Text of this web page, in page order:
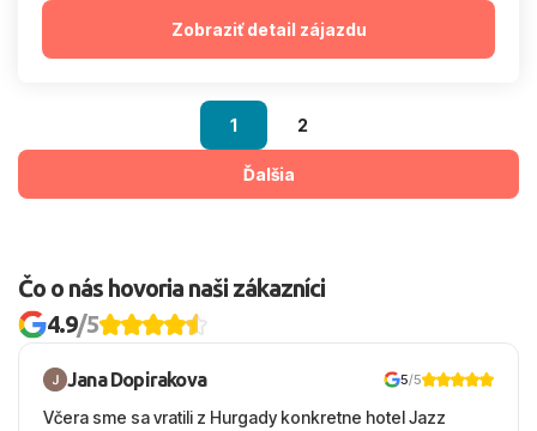
Zobraziť detail zájazdu
1 2
Ďalšia
Čo o nás hovoria naši zákazníci
4.9/5
Jana Dopirakova 5/5
Včera sme sa vratili z Hurgady konkretne hotel Jazz